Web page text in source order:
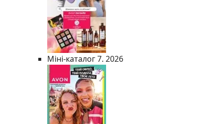
Міні-каталог 7. 2026